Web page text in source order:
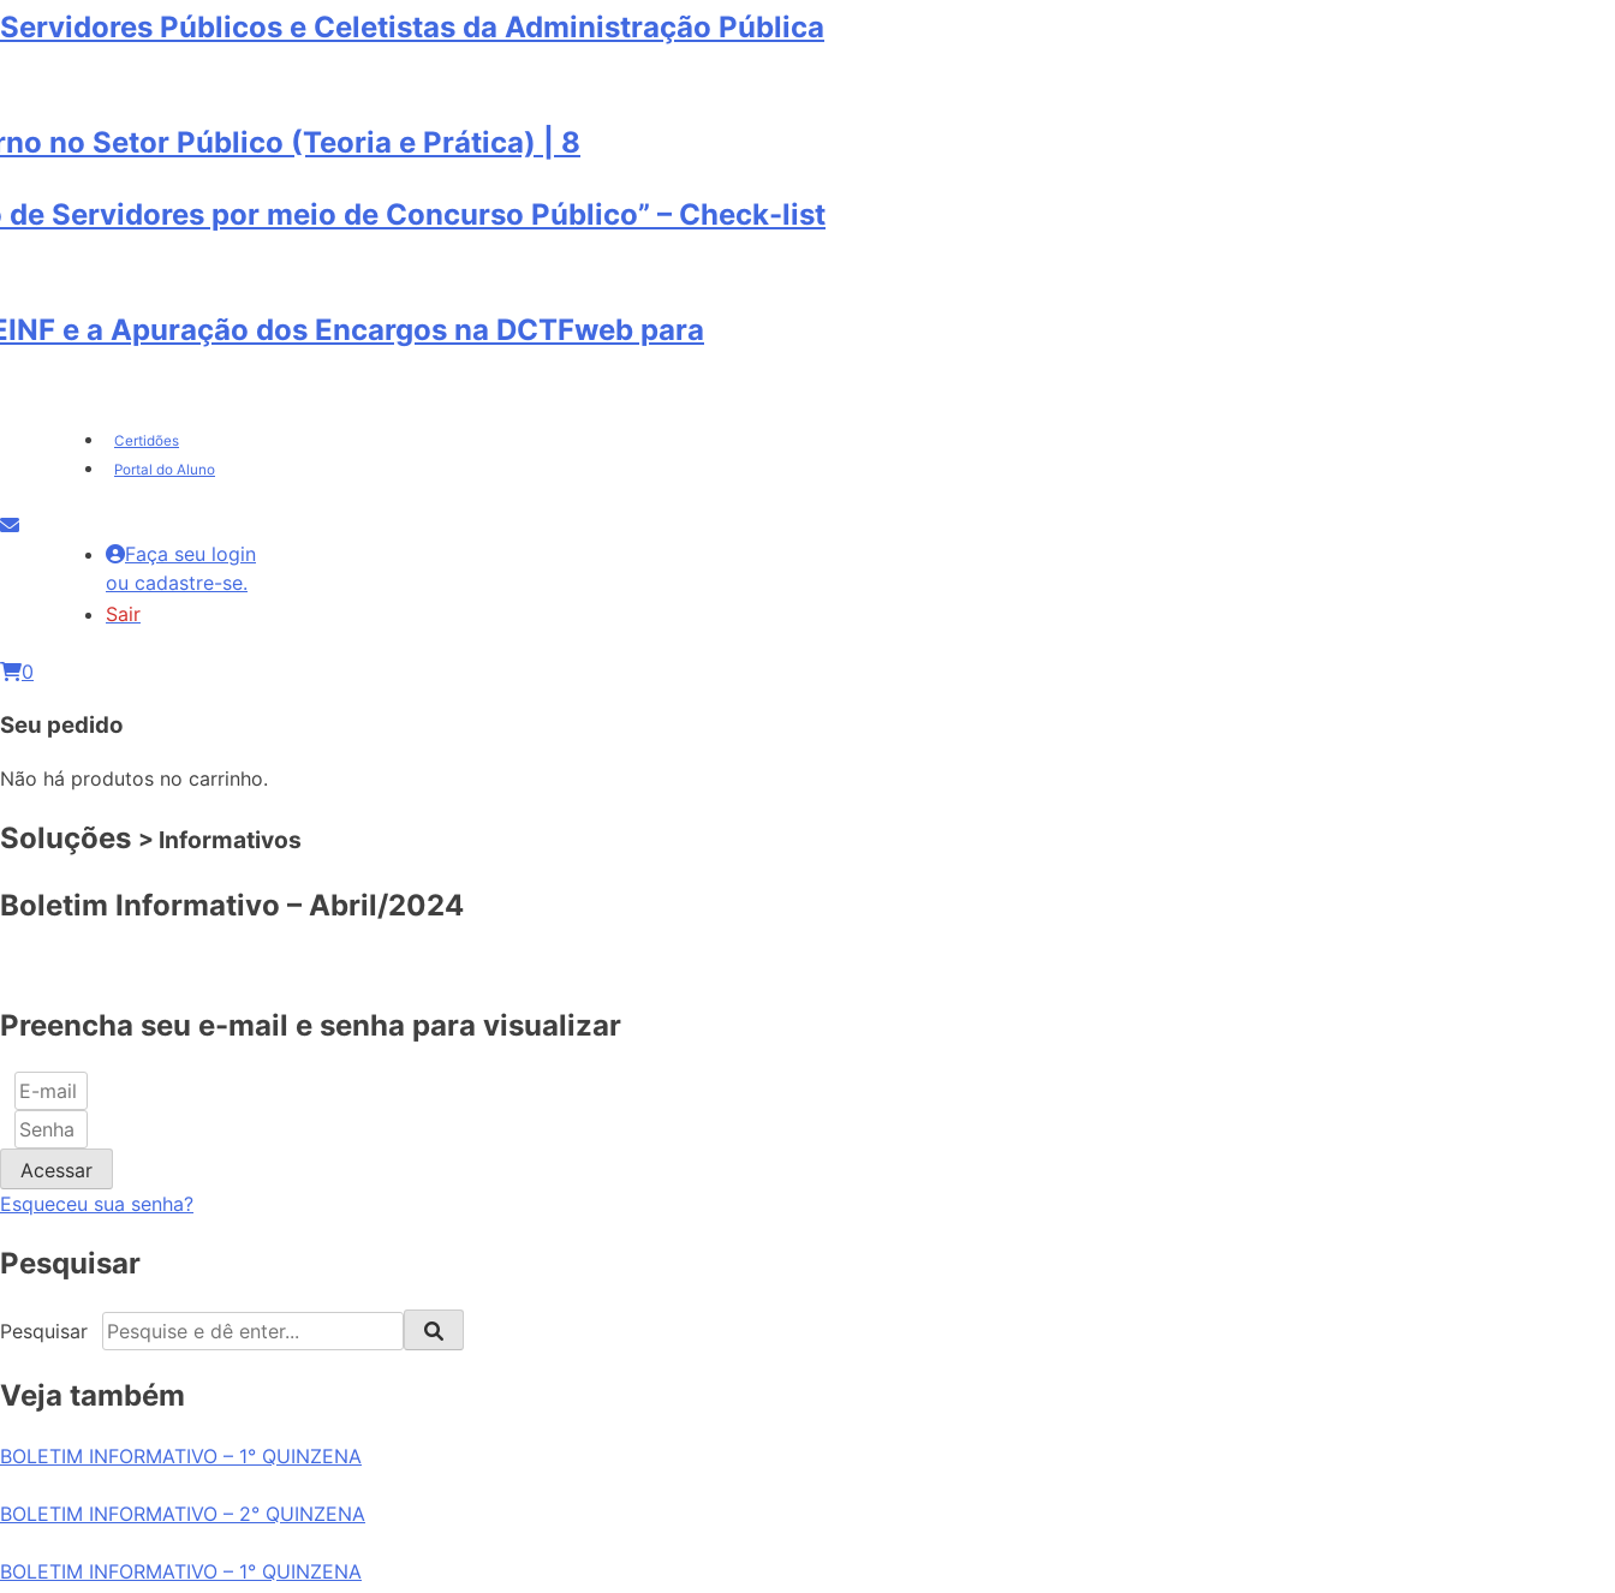
Públicos e Celetistas da Administração Pública
no Setor Público (Teoria e Prática) | 8
Servidores por meio de Concurso Público” – Check-list
e a Apuração dos Encargos na DCTFweb para
Certidões
Portal do Aluno
Faça seu login
ou cadastre-se.
Sair
0
Seu pedido
Não há produtos no carrinho.
Soluções > Informativos
Boletim Informativo – Abril/2024
Preencha seu e-mail e senha para visualizar
Acessar
Esqueceu sua senha?
Pesquisar
Pesquisar
Veja também
BOLETIM INFORMATIVO – 1° QUINZENA
BOLETIM INFORMATIVO – 2° QUINZENA
BOLETIM INFORMATIVO – 1° QUINZENA